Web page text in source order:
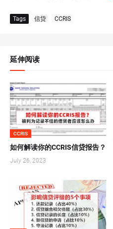
Tags 信贷 CCRIS
延伸阅读
CCRIS
如何解读你的CCRIS信贷报告？
July 26, 2023